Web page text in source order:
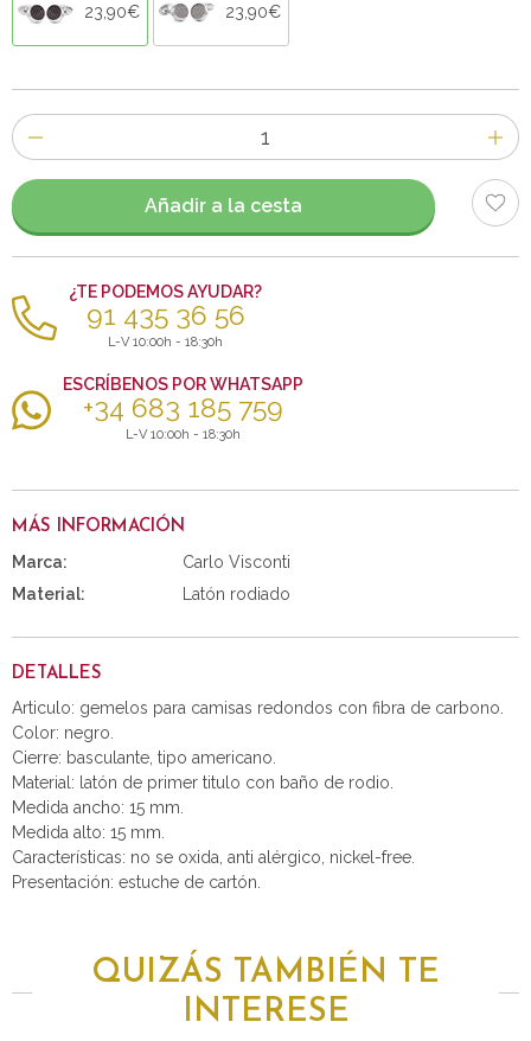
23,90€ 23,90€
Número
de
artículos
Añadir a la cesta
¿TE PODEMOS AYUDAR?
91 435 36 56
L-V 10:00h - 18:30h
ESCRÍBENOS POR WHATSAPP
+34 683 185 759
L-V 10:00h - 18:30h
MÁS INFORMACIÓN
Marca:
Carlo Visconti
Material:
Latón rodiado
DETALLES
Articulo: gemelos para camisas redondos con fibra de carbono.
Color: negro.
Cierre: basculante, tipo americano.
Material: latón de primer titulo con baño de rodio.
Medida ancho: 15 mm.
Medida alto: 15 mm.
Características: no se oxida, anti alérgico, nickel-free.
Presentación: estuche de cartón.
QUIZÁS TAMBIÉN TE
INTERESE